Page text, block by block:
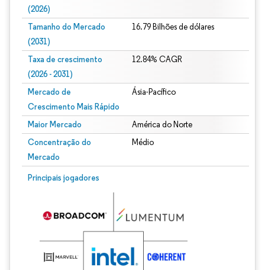
(2026)
Tamanho do Mercado
(2031)
16.79 Bilhões de dólares
Taxa de crescimento
(2026 - 2031)
12.84% CAGR
Mercado de
Crescimento Mais Rápido
Ásia-Pacífico
Maior Mercado América do Norte
Concentração do
Mercado
Médio
Principais jogadores
Imagem © Mordor Intelligence. O reuso requer atribuição conforme CC BY 4.0.